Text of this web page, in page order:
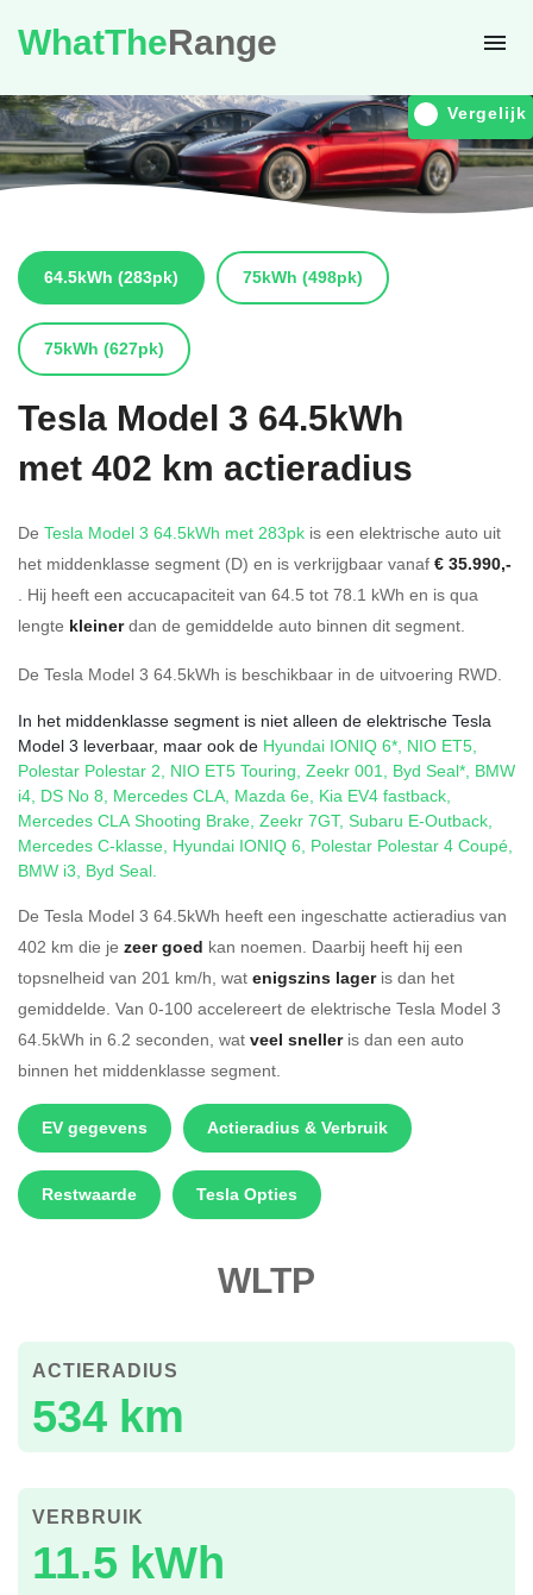
WhatTheRange
Vergelijk
64.5kWh (283pk) 75kWh (498pk)
75kWh (627pk)
Tesla Model 3 64.5kWh
met 402 km actieradius
De Tesla Model 3 64.5kWh met 283pk is een elektrische auto uit
het middenklasse segment (D) en is verkrijgbaar vanaf € 35.990,-
. Hij heeft een accucapaciteit van 64.5 tot 78.1 kWh en is qua
lengte kleinerdan de gemiddelde auto binnen dit segment.
De Tesla Model 3 64.5kWh is beschikbaar in de uitvoering RWD.
In het middenklasse segment is niet alleen de elektrische Tesla
Model 3 leverbaar, maar ook de Hyundai IONIQ 6*, NIO ET5,
Polestar Polestar 2, NIO ET5 Touring, Zeekr 001, Byd Seal*, BMW
i4, DS No 8, Mercedes CLA, Mazda 6e, Kia EV4 fastback,
Mercedes CLA Shooting Brake, Zeekr 7GT, Subaru E-Outback,
Mercedes C-klasse, Hyundai IONIQ 6, Polestar Polestar 4 Coupé,
BMW i3, Byd Seal.
De Tesla Model 3 64.5kWh heeft een ingeschatte actieradius van
402 km die je zeer goed kan noemen. Daarbij heeft hij een
topsnelheid van 201 km/h, wat enigszins lageris dan het
gemiddelde. Van 0-100 accelereert de elektrische Tesla Model 3
64.5kWh in 6.2 seconden, wat veel snelleris dan een auto
binnen het middenklasse segment.
EV gegevens Actieradius & Verbruik
Restwaarde Tesla Opties
WLTP
534 km
ACTIERADIUS
11.5 kWh
VERBRUIK